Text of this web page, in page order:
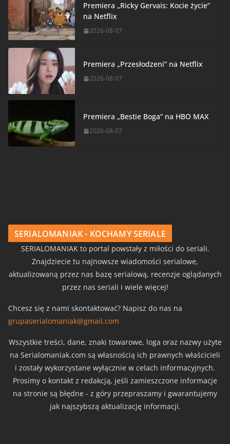
Premiera „Ricky Gervais: Kocie życie”
na Netflix
2026-08-07
Premiera „Przesłodzeni” na Netflix
2026-08-07
Premiera „Bestie Boga” na HBO MAX
2026-08-07
SERIALOMANIAK - KOCHAMY SERIALE
SERIALOMANIAK to portal powstały z miłości do seriali.
Znajdziecie tu najnowsze wiadomości serialowe,
aktualizowaną przez nas bazę serialową, recenzje oglądanych
przez nas seriali i wiele więcej!
Chcesz się z nami skontaktować? Napisz do nas na
grupaserialomaniak@gmail.com
Wszystkie treści, dane, znaki towarowe, loga oraz nazwy użyte
na Serialomaniak.com są własnością ich prawnych właścicieli
i zostały wykorzystane wyłącznie w celach informacyjnych.
Prosimy o kontakt z redakcją, jeśli zamieszczone informacje
na stronie są błędne - z góry przepraszamy i gwarantujemy
jak najszybszą aktualizację informacji.